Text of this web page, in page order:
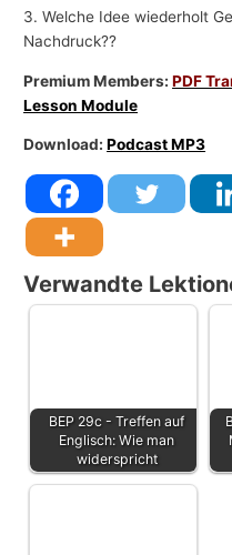
3. Welche Idee wiederholt
Nachdruck??
Premium Members:PDF
Lesson Module
Download:Podcast MP3
Verwandte
BEP 29c - Treffen auf
Englisch: Wie man
widerspricht